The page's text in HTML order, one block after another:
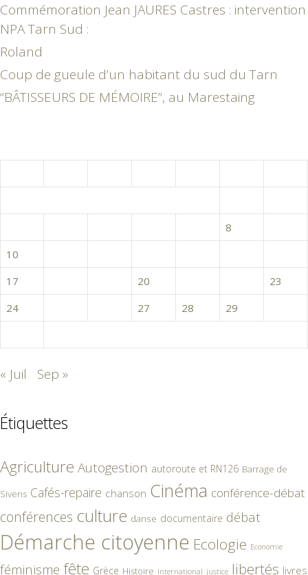
Commémoration Jean JAURES Castres : intervention
NPA Tarn Sud :
Roland
Coup de gueule d’un habitant du sud du Tarn
“BÂTISSEURS DE MÉMOIRE”, au Marestaing
8
10
17
20
23
24
27 28 29
« Juil Sep »
Étiquettes
Agriculture Autogestion autoroute et RN126 Barrage de
Sivens Cafés-repaire chanson Cinéma conférence-débat
conférences culture danse documentaire débat
Démarche citoyenne Ecologie Economie
féminisme fête Grèce Histoire International justice libertés livres